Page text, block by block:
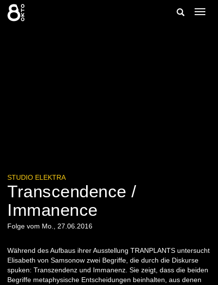
Zum
Inhalt
springen
Suche
STUDIO ELEKTRA
Transcendence /
Immanence
Folge vom Mo., 27.06.2016
Während des Aufbaus ihrer Ausstellung TRANPLANTS untersucht
Elisabeth von Samsonow zwei Begriffe, die durch die Diskurse
spuken: Transzendenz und Immanenz. Sie zeigt, dass die beiden
Begriffe metaphysische Entscheidungen beinhalten, aus denen